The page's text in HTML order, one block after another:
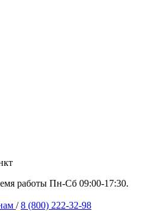
работы Пн-Сб 09:00-17:30.
/ 8 (800) 222-32-98